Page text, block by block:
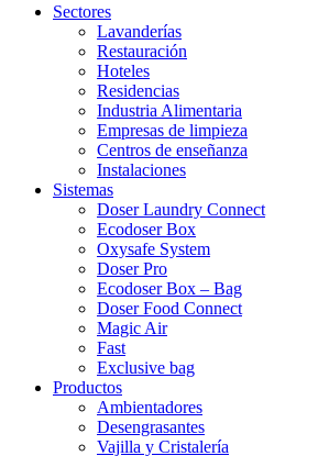
Sectores
Lavanderías
Restauración
Hoteles
Residencias
Industria Alimentaria
Empresas de limpieza
Centros de enseñanza
Instalaciones
Sistemas
Doser Laundry Connect​
Ecodoser Box
Oxysafe System
Doser Pro
Ecodoser Box – Bag
Doser Food Connect
Magic Air
Fast
Exclusive bag
Productos
Ambientadores
Desengrasantes
Vajilla y Cristalería